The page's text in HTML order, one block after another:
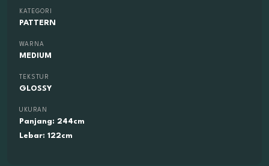
KATEGORI
PATTERN
WARNA
MEDIUM
TEKSTUR
GLOSSY
UKURAN
Panjang: 244cm
Lebar: 122cm